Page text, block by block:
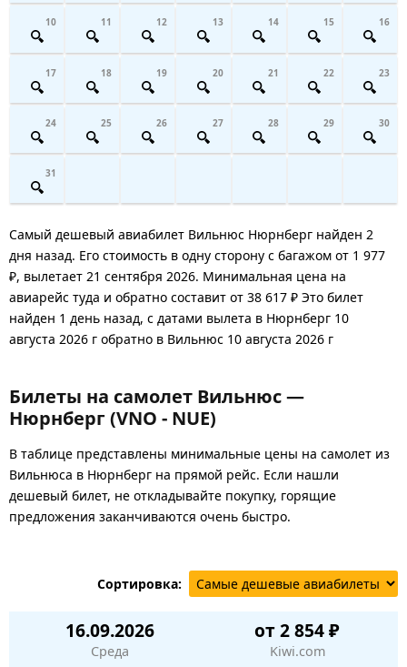
10 11 12 13 14 15 16
17 18 19 20 21 22 23
24 25 26 27 28 29 30
31
Самый дешевый авиабилет Вильнюс Нюрнберг найден 2
дня назад. Его стоимость в одну сторону с багажом от 1 977
₽, вылетает 21 сентября 2026. Минимальная цена на
авиарейс туда и обратно составит от 38 617 ₽ Это билет
найден 1 день назад, с датами вылета в Нюрнберг 10
августа 2026 г обратно в Вильнюс 10 августа 2026 г
Билеты на самолет Вильнюс —
Нюрнберг (VNO - NUE)
В таблице представлены минимальные цены на самолет из
Вильнюса в Нюрнберг на прямой рейс. Если нашли
дешевый билет, не откладывайте покупку, горящие
предложения заканчиваются очень быстро.
Сортировка:
16.09.2026
Среда
от 2 854 ₽
Kiwi.com